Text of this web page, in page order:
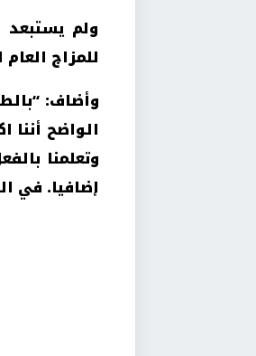
ولم
للمزاج
وأضاف:
الواضح
وتعلمنا
إضافيا. في